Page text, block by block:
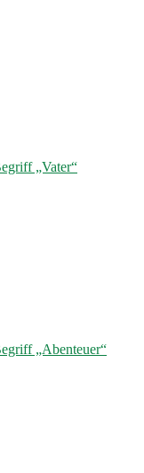
„Vater“
„Abenteuer“